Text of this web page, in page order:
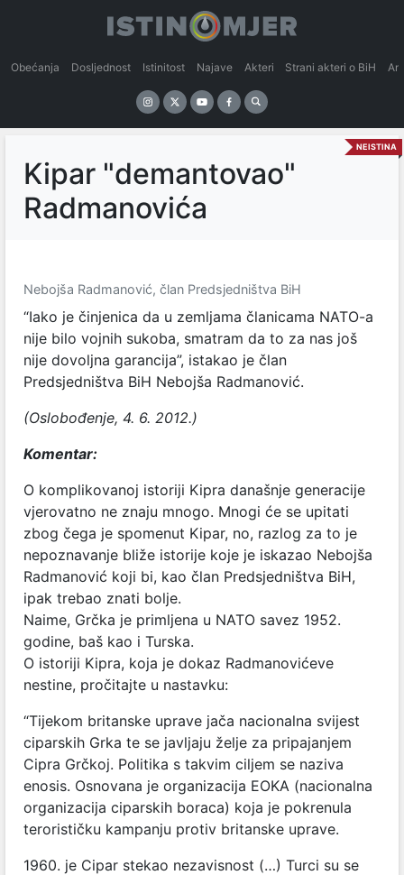
Obećanja Dosljednost Istinitost Najave Akteri Strani akteri o BiH
NEISTINA
Kipar "demantovao"
Radmanovića
Nebojša Radmanović, član Predsjedništva BiH
“Iako je činjenica da u zemljama članicama NATO-a
nije bilo vojnih sukoba, smatram da to za nas još
nije dovoljna garancija”, istakao je član
Predsjedništva BiH Nebojša Radmanović.
(Oslobođenje, 4. 6. 2012.)
Komentar:
O komplikovanoj istoriji Kipra današnje generacije
vjerovatno ne znaju mnogo. Mnogi će se upitati
zbog čega je spomenut Kipar, no, razlog za to je
nepoznavanje bliže istorije koje je iskazao Nebojša
Radmanović koji bi, kao član Predsjedništva BiH,
ipak trebao znati bolje.
Naime, Grčka je primljena u NATO savez 1952.
godine, baš kao i Turska.
O istoriji Kipra, koja je dokaz Radmanovićeve
nestine, pročitajte u nastavku:
“Tijekom britanske uprave jača nacionalna svijest
ciparskih Grka te se javljaju želje za pripajanjem
Cipra Grčkoj. Politika s takvim ciljem se naziva
enosis. Osnovana je organizacija EOKA (nacionalna
organizacija ciparskih boraca) koja je pokrenula
terorističku kampanju protiv britanske uprave.
1960. je Cipar stekao nezavisnost (…) Turci su se